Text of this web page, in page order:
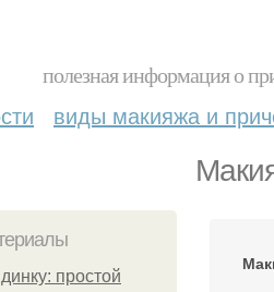
полезная информация о
виды макияжа и
простой